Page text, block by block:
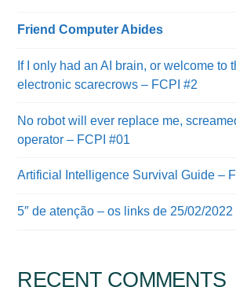
Friend Computer Abides
If I only had an AI brain, or welcome to
electronic scarecrows – FCPI #2
No robot will ever replace me,
operator – FCPI #01
Artificial Intelligence Survival Guide –
5″ de atenção – os links de 25/02/2022
RECENT COMMENTS